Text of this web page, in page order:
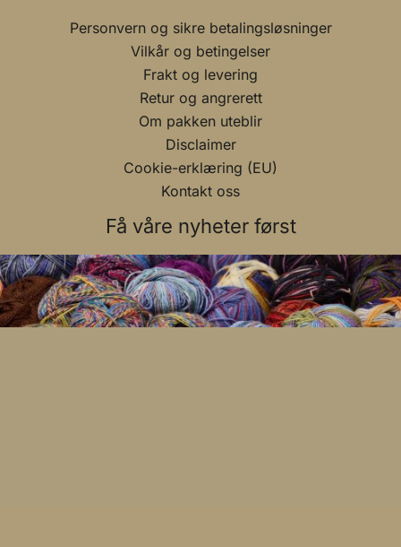
Personvern og sikre betalingsløsninger
Vilkår og betingelser
Frakt og levering
Retur og angrerett
Om pakken uteblir
Disclaimer
Cookie-erklæring (EU)
Kontakt oss
Få våre nyheter først